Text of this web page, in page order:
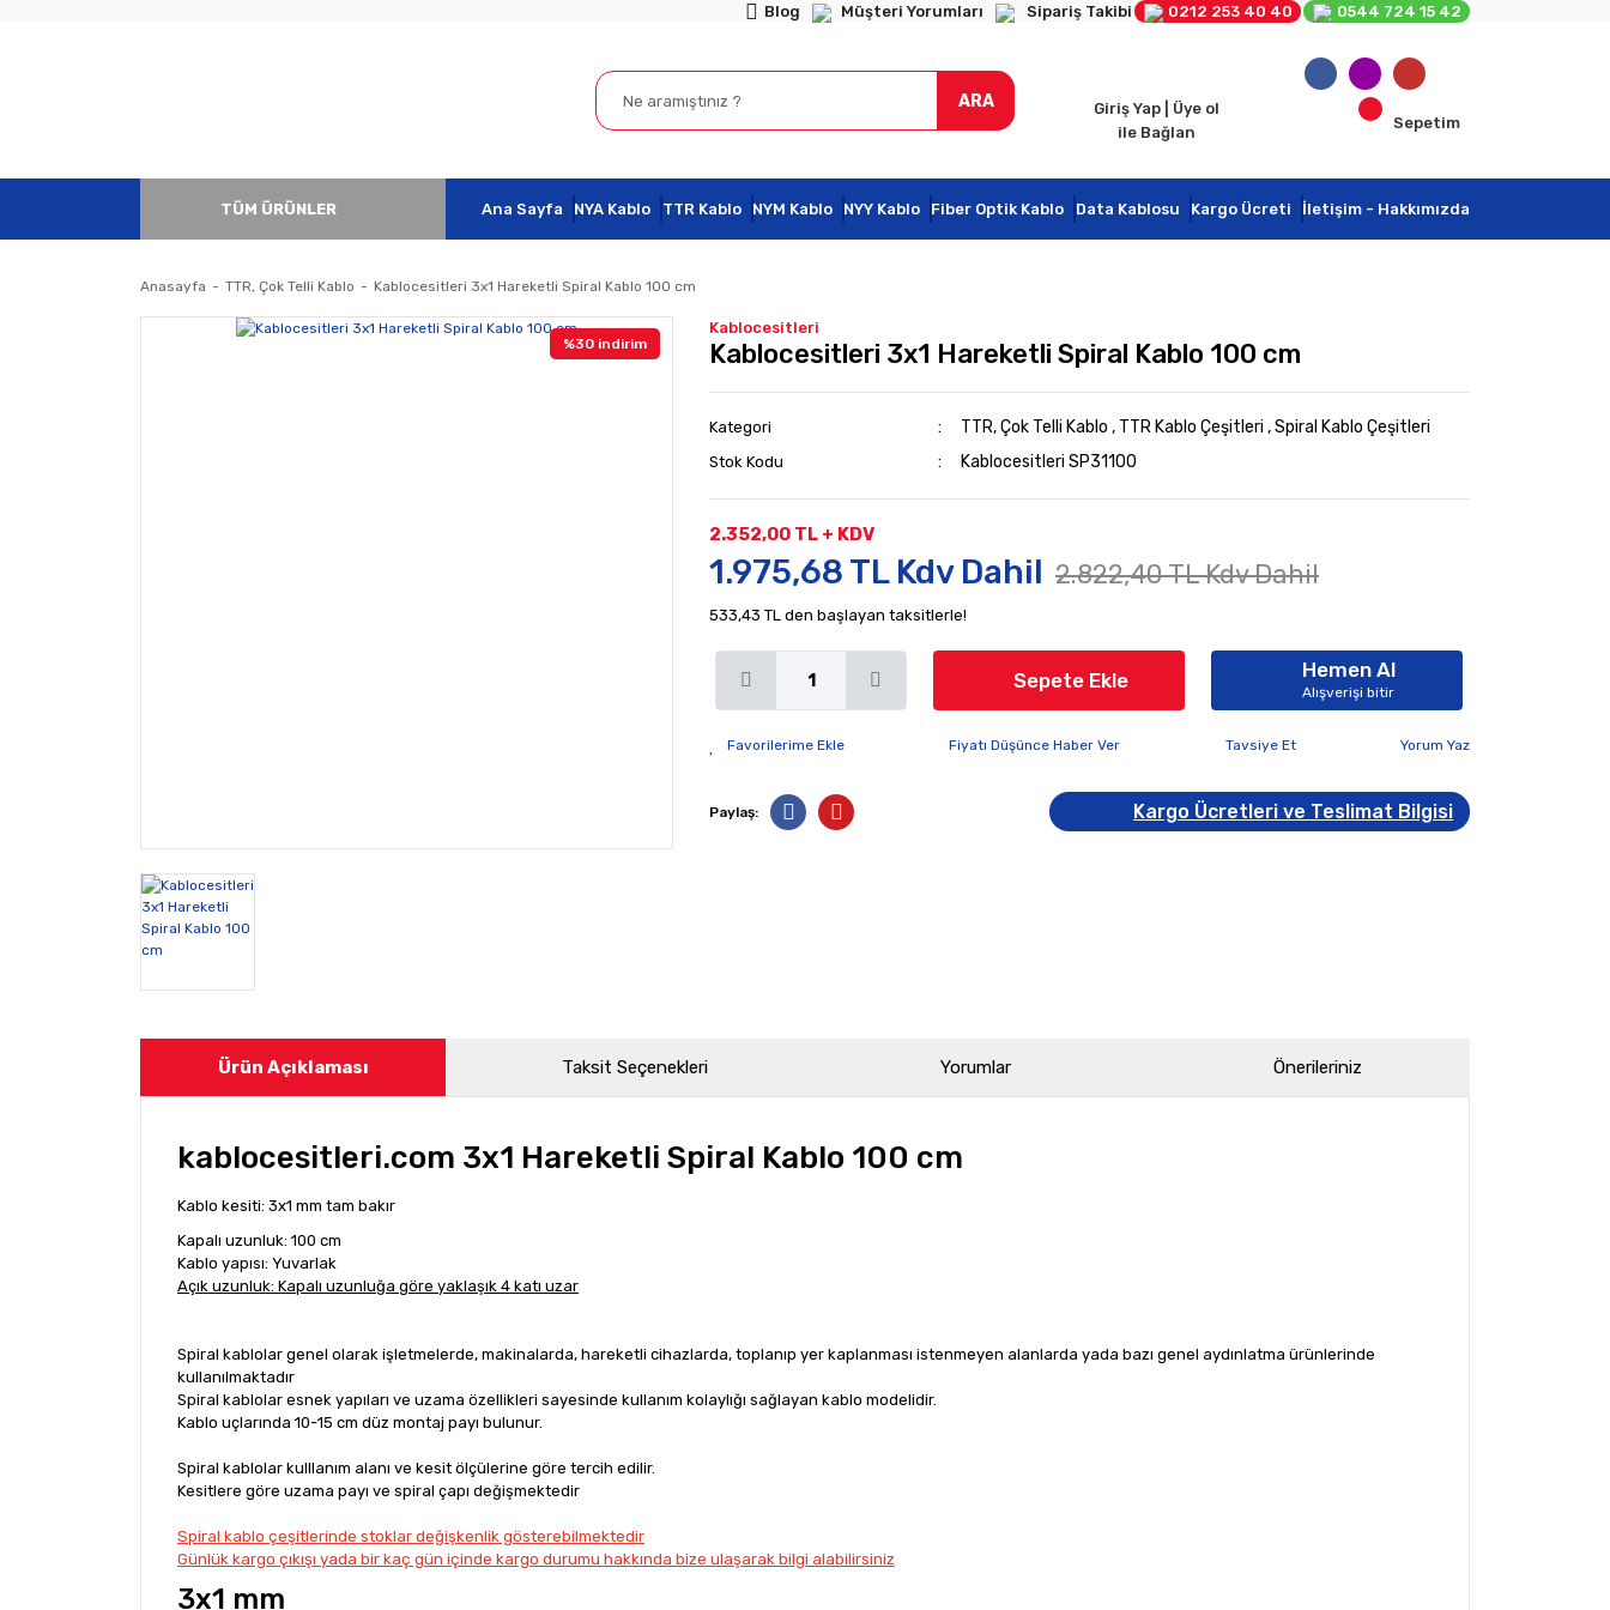
Blog Müşteri Yorumları Sipariş Takibi 0212 253 40 40 0544 724 15 42
ARA
Giriş Yap | Üye ol
ile Bağlan
Sepetim
TÜM ÜRÜNLER Ana Sayfa NYA Kablo TTR Kablo NYM Kablo NYY Kablo Fiber Optik Kablo Data Kablosu Kargo Ücreti İletişim - Hakkımızda
Anasayfa TTR, Çok Telli Kablo Kablocesitleri 3x1 Hareketli Spiral Kablo 100 cm
%30 indirim
Kablocesitleri
Kablocesitleri 3x1 Hareketli Spiral Kablo 100 cm
Kategori TTR, Çok Telli Kablo , TTR Kablo Çeşitleri ,Spiral Kablo Çeşitleri
Stok Kodu Kablocesitleri SP31100
2.352,00 TL + KDV
1.975,68 TL Kdv Dahil 2.822,40 TL Kdv Dahil
533,43 TL den başlayan taksitlerle!
Sepete Ekle Hemen Al
Alışverişi bitir
Fiyatı Düşünce Haber Ver Tavsiye Et Yorum Yaz
Paylaş: Kargo Ücretleri ve Teslimat Bilgisi
Ürün Açıklaması Taksit Seçenekleri Yorumlar Önerileriniz
kablocesitleri.com 3x1 Hareketli Spiral Kablo 100 cm
Kablo kesiti: 3x1 mm tam bakır
Kapalı uzunluk: 100 cm
Kablo yapısı: Yuvarlak
Açık uzunluk: Kapalı uzunluğa göre yaklaşık 4 katı uzar
Spiral kablolar genel olarak işletmelerde, makinalarda, hareketli cihazlarda, toplanıp yer kaplanması istenmeyen alanlarda yada bazı genel aydınlatma ürünlerinde
kullanılmaktadır
Spiral kablolar esnek yapıları ve uzama özellikleri sayesinde kullanım kolaylığı sağlayan kablo modelidir.
Kablo uçlarında 10-15 cm düz montaj payı bulunur.
Spiral kablolar kulllanım alanı ve kesit ölçülerine göre tercih edilir.
Kesitlere göre uzama payı ve spiral çapı değişmektedir
Spiral kablo çeşitlerinde stoklar değişkenlik gösterebilmektedir
Günlük kargo çıkışı yada bir kaç gün içinde kargo durumu hakkında bize ulaşarak bilgi alabilirsiniz
3x1 mm